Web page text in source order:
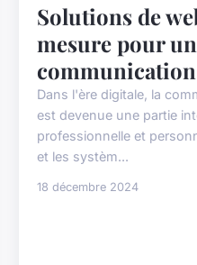
Solutions de
mesure pour
Dans l'ère digitale, la
est devenue une partie
professionnelle et
et les systèm...
18 décembre 2024